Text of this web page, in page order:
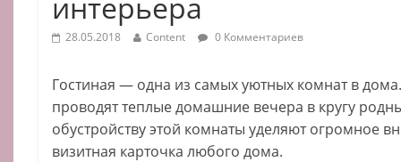
28.05.2018 Content 0 Комментариев
Гостиная — одна из самых уютных комнат в
проводят теплые домашние вечера в кругу
обустройству этой комнаты уделяют огромное
визитная карточка любого дома.